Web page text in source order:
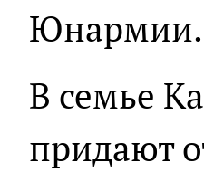
Юнармии.
В семье
придают